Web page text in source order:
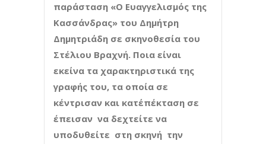
παράσταση «Ο Ευαγγελισμός της
Κασσάνδρας» του Δημήτρη
Δημητριάδη σε σκηνοθεσία του
Στέλιου Βραχνή. Ποια είναι
εκείνα τα χαρακτηριστικά της
γραφής του, τα οποία σε
κέντρισαν και κατ΄επέκταση σε
έπεισαν να δεχτείτε να
υποδυθείτε στη σκηνή την